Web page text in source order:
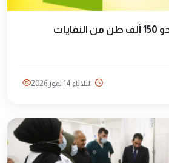
مرصد: العراق ينتج نحو 150 ألف طن من النفايات
الثلاثاء 14 تموز 2026